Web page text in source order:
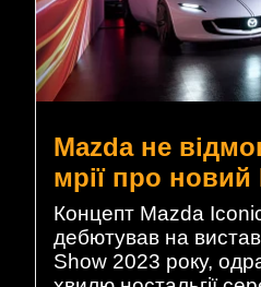
Mazda не
мрії про новий
Концепт Mazda
дебютував на
Show 2023 року,